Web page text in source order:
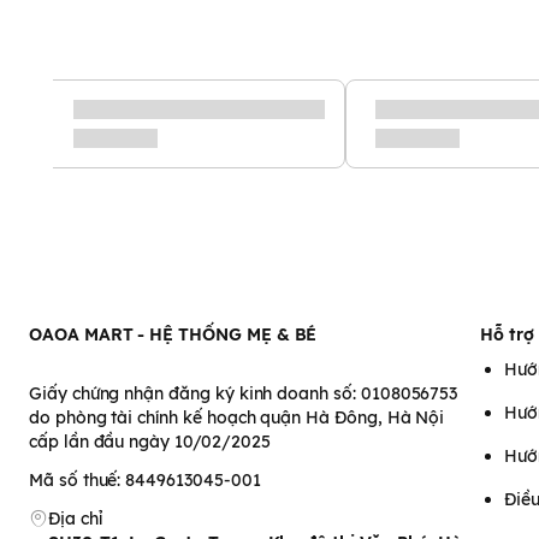
Đặc điểm nổi bật dụng cụ
Galena GA-NC01
nên một lớp bảo vệ giúp tăng thời gian sử dụng của sản phẩm.
- Phần đầu bấm bo cong giúp bấm móng dễ dàng, nhanh
OAOA MART - HỆ THỐNG MẸ & BÉ
Giấy chứng nhận đăng ký kinh doanh số: 0108056753
do phòng tài chính kế hoạch quận Hà Đông, Hà Nội
cấp lần đầu ngày 10/02/2025
Mã số thuế: 8449613045-001
Địa chỉ
Hỗ trợ